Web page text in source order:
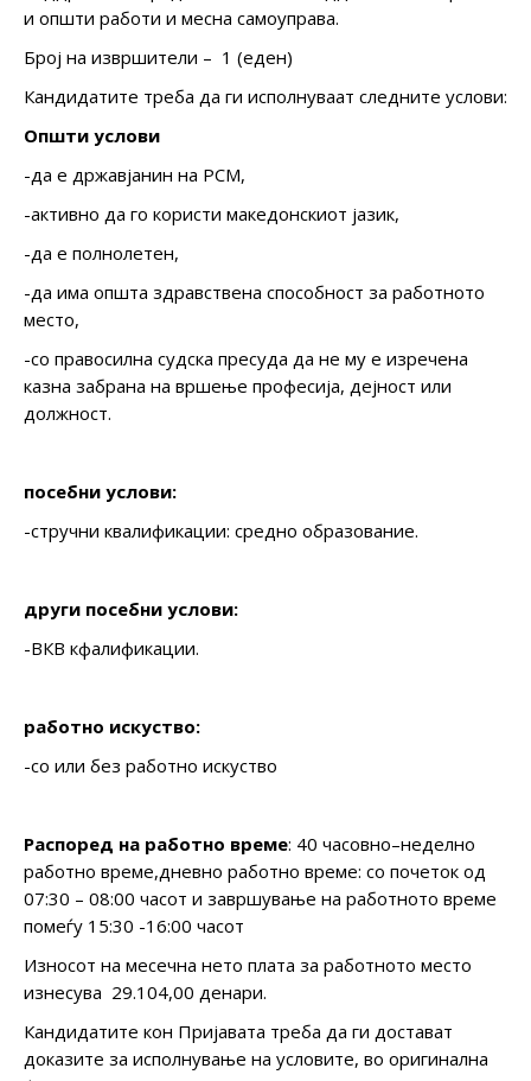
и општи работи и месна самоуправа.
Број на извршители – 1 (еден)
Кандидатите треба да ги исполнуваат следните услови:
Општи услови
-да е државјанин на РСМ,
-активно да го користи македонскиот јазик,
-да е полнолетен,
-да има општа здравствена способност за работното
место,
-со правосилна судска пресуда да не му е изречена
казна забрана на вршење професија, дејност или
должност.
посебни услови:
-стручни квалификации: средно образование.
други посебни услови:
-ВКВ кфалификации.
работно искуство:
-со или без работно искуство
Распоред на работно време: 40 часовно–неделно
работно време,дневно работно време: со почеток од
07:30 – 08:00 часот и завршување на работното време
помеѓу 15:30 -16:00 часот
Износот на месечна нето плата за работното место
изнесува 29.104,00 денари.
Кандидатите кон Пријавата треба да ги достават
доказите за исполнување на условите, во оригинална